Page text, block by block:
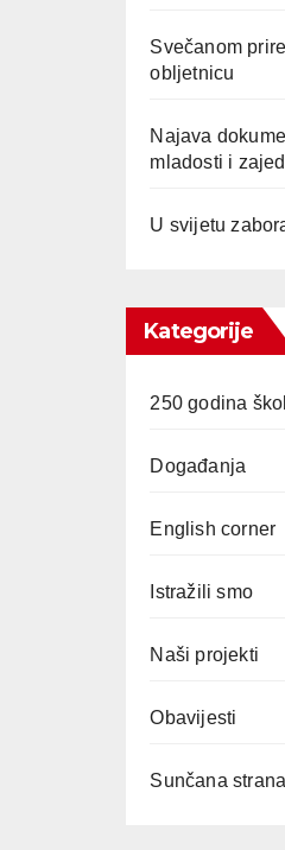
Svečanom
obljetnicu
Najava
mladosti i
U svijetu
Kategorije
250 godina
Događanja
English corner
Istražili smo
Naši projekti
Obavijesti
Sunčana strana